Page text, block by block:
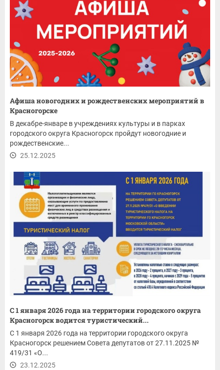
Афиша новогодних и рождественских мероприятий в
Красногорске
В декабре-январе в учреждениях культуры и в парках
городского округа Красногорск пройдут новогодние и
рождественские...
25.12.2025
С 1 января 2026 года на территории городского округа
Красногорск водится туристический...
С 1 января 2026 года на территории городского округа
Красногорск решением Совета депутатов от 27.11.2025 №
419/31 «О...
23.12.2025